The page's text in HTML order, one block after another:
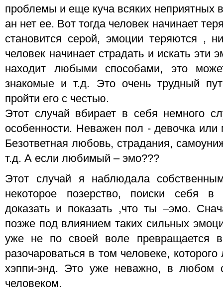
проблемы и еще куча всяких неприятных
ан нет ее. Вот тогда человек начинает
становится серой, эмоции теряются ,
человек начинает страдать и искать эти
находит любыми способами, это
знакомые и т.д. Это очень трудный
пройти его с честью.
Этот случай вбирает в себя немного
особенности. Неважен пол - девочка или
Безответная любовь, страдания,
т.д. А если любимый – эмо???
Этот случай я наблюдала
некоторое позерство, поиски себя в
доказать и показать ,что ты –эмо.
позже под влиянием таких сильных
уже не по своей воле превращается
разочароваться в том человеке,
хэппи-энд. Это уже неважно, в любом
человеком.